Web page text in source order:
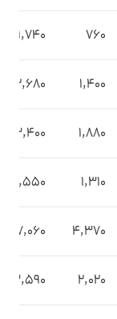
760
1,740
1,400
2,680
1,880
3,400
1,310
2,550
4,370
7,060
2,020
3,590